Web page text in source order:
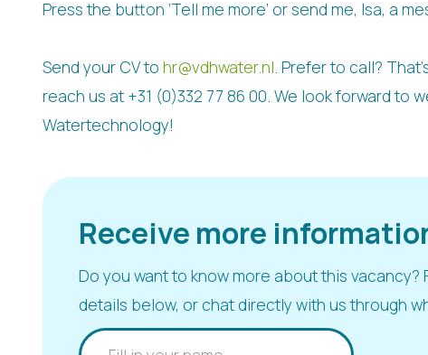
Press the button ‘Tell me more’ or send me, Isa, a
Send your CV to hr@vdhwater.nl. Prefer to call?
reach us at +31 (0)332 77 86 00. We look forward to
Watertechnology!
Receive more
Do you want to know more about this vacancy?
details below, or chat directly with us through